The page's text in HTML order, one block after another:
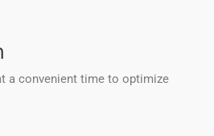
a convenient time to optimize